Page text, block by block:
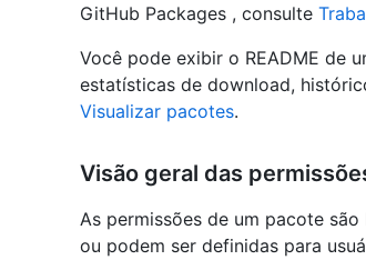
GitHub Packages , consulte
Você pode exibir o README de
estatísticas de download,
Visualizar pacotes.
Visão geral das
As permissões de um pacote
ou podem ser definidas para